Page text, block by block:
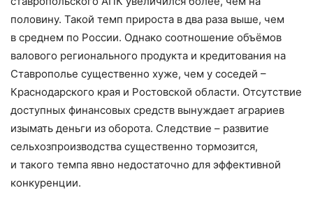
половину. Такой темп прироста в два раза выше, чем
в среднем по России. Однако соотношение объёмов
валового регионального продукта и кредитования на
Ставрополье существенно хуже, чем у соседей –
Краснодарского края и Ростовской области. Отсутствие
доступных финансовых средств вынуждает аграриев
изымать деньги из оборота. Следствие – развитие
сельхозпроизводства существенно тормозится,
и такого темпа явно недостаточно для эффективной
конкуренции.